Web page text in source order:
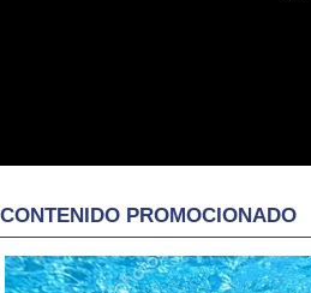
CONTENIDO PROMOCIONADO